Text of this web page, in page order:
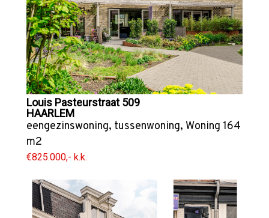
Louis Pasteurstraat 509
HAARLEM
eengezinswoning, tussenwoning, Woning 164
m2
€825.000,- k.k.